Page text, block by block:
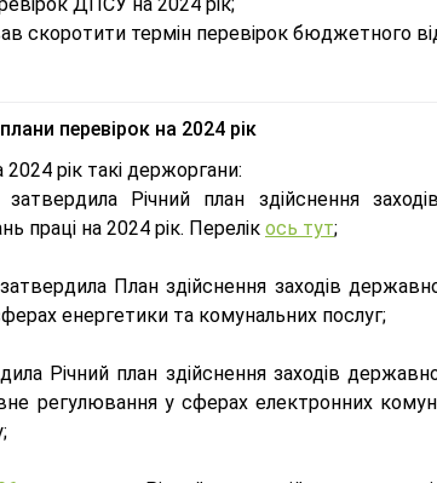
скоротити термін перевірок бюджетного
перевірок на 2024 рік
2024 рік такі держоргани:
затвердила Річний план здійснення
праці на 2024 рік. Перелік ось тут;
затвердила План здійснення заходів
енергетики та комунальних послуг;
Річний план здійснення заходів
регулювання у сферах електронних